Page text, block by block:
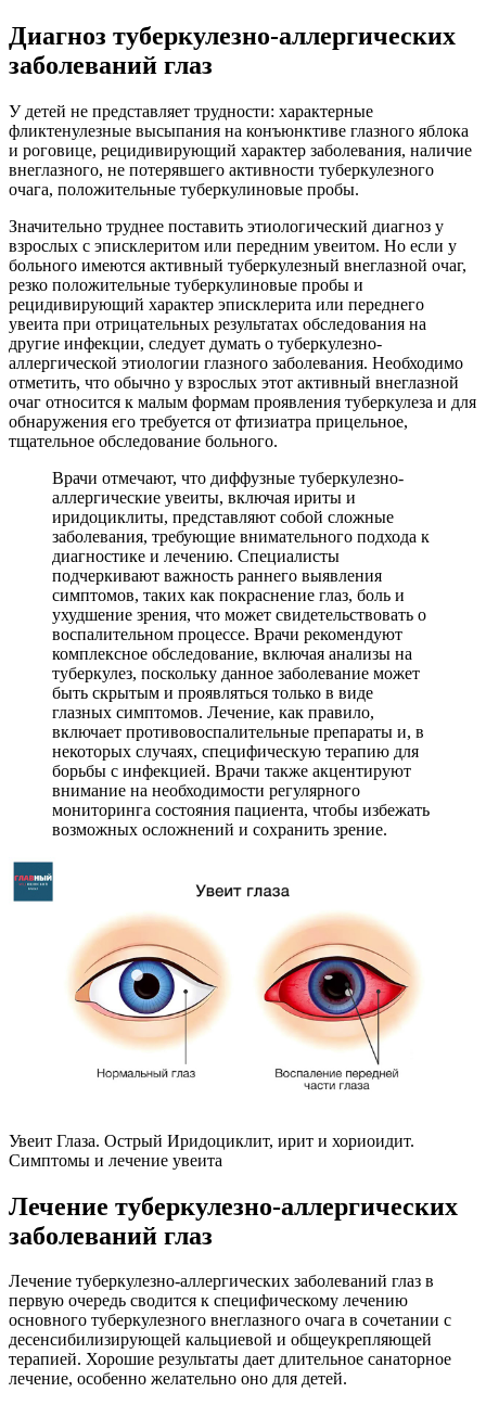
Диагноз туберкулезно-аллергических
заболеваний глаз
У детей не представляет трудности: характерные
фликтенулезные высыпания на конъюнктиве глазного яблока
и роговице, рецидивирующий характер заболевания, наличие
внеглазного, не потерявшего активности туберкулезного
очага, положительные туберкулиновые пробы.
Значительно труднее поставить этиологический диагноз у
взрослых с эписклеритом или передним увеитом. Но если у
больного имеются активный туберкулезный внеглазной очаг,
резко положительные туберкулиновые пробы и
рецидивирующий характер эписклерита или переднего
увеита при отрицательных результатах обследования на
другие инфекции, следует думать о туберкулезно-
аллергической этиологии глазного заболевания. Необходимо
отметить, что обычно у взрослых этот активный внеглазной
очаг относится к малым формам проявления туберкулеза и для
обнаружения его требуется от фтизиатра прицельное,
тщательное обследование больного.
Врачи отмечают, что диффузные туберкулезно-
аллергические увеиты, включая ириты и
иридоциклиты, представляют собой сложные
заболевания, требующие внимательного подхода к
диагностике и лечению. Специалисты
подчеркивают важность раннего выявления
симптомов, таких как покраснение глаз, боль и
ухудшение зрения, что может свидетельствовать о
воспалительном процессе. Врачи рекомендуют
комплексное обследование, включая анализы на
туберкулез, поскольку данное заболевание может
быть скрытым и проявляться только в виде
глазных симптомов. Лечение, как правило,
включает противовоспалительные препараты и, в
некоторых случаях, специфическую терапию для
борьбы с инфекцией. Врачи также акцентируют
внимание на необходимости регулярного
мониторинга состояния пациента, чтобы избежать
возможных осложнений и сохранить зрение.
Увеит Глаза. Острый Иридоциклит, ирит и хориоидит.
Симптомы и лечение увеита
Лечение туберкулезно-аллергических
заболеваний глаз
Лечение туберкулезно-аллергических заболеваний глаз в
первую очередь сводится к специфическому лечению
основного туберкулезного внеглазного очага в сочетании с
десенсибилизирующей кальциевой и общеукрепляющей
терапией. Хорошие результаты дает длительное санаторное
лечение, особенно желательно оно для детей.